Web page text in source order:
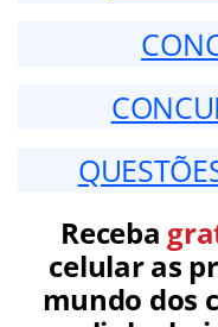
Receba
celular as
mundo dos